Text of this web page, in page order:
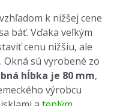
k nižšej cene
báť. Vďaka veľkým
cenu nižšiu, ale
Okná sú vyrobené zo
hĺbka je 80 mm,
výrobcu